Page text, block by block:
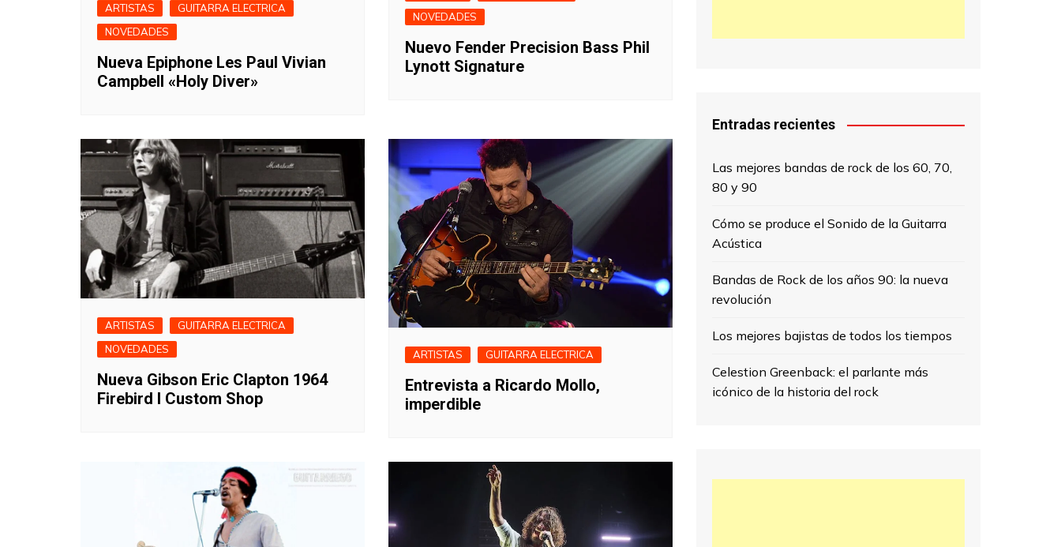
ARTISTAS
GUITARRA ELECTRICA
NOVEDADES
Nueva Epiphone Les Paul Vivian
Campbell «Holy Diver»
NOVEDADES
Nuevo Fender Precision Bass Phil
Lynott Signature
ARTISTAS
GUITARRA ELECTRICA
NOVEDADES
Nueva Gibson Eric Clapton 1964
Firebird I Custom Shop
ARTISTAS GUITARRA ELECTRICA
Entrevista a Ricardo Mollo,
imperdible
Entradas recientes
Las mejores bandas de rock de los 60, 70,
80 y 90
Cómo se produce el Sonido de la Guitarra
Acústica
Bandas de Rock de los años 90: la nueva
revolución
Los mejores bajistas de todos los tiempos
Celestion Greenback: el parlante más
icónico de la historia del rock